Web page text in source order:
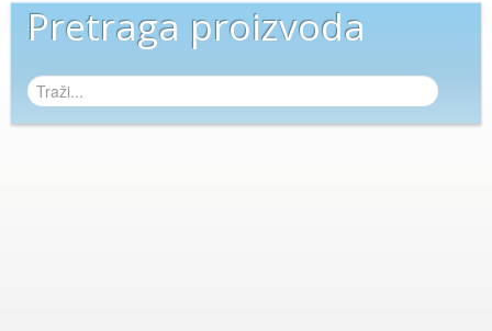
Pretraga proizvoda